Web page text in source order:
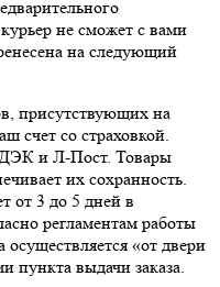
не сможет с вами
на следующий
присутствующих на
счет со страховкой.
и Л-Пост. Товары
их сохранность.
от 3 до 5 дней в
регламентам работы
«от двери
пункта выдачи заказа.